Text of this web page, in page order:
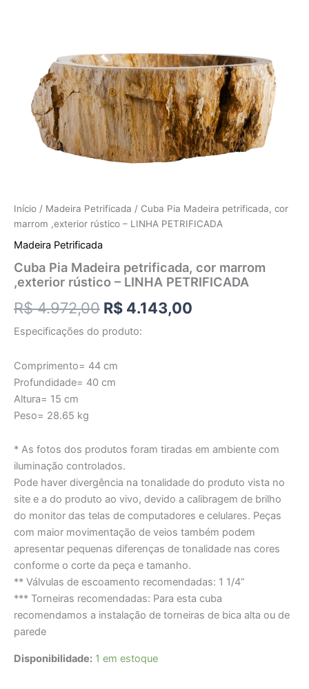
Início / Madeira Petrificada / Cuba Pia Madeira petrificada, cor
marrom ,exterior rústico – LINHA PETRIFICADA
Madeira Petrificada
Cuba Pia Madeira petrificada, cor marrom
,exterior rústico – LINHA PETRIFICADA
R$4.972,00 R$ 4.143,00
Especificações do produto:
Comprimento= 44 cm
Profundidade= 40 cm
Altura= 15 cm
Peso= 28.65 kg
* As fotos dos produtos foram tiradas em ambiente com
iluminação controlados.
Pode haver divergência na tonalidade do produto vista no
site e a do produto ao vivo, devido a calibragem de brilho
do monitor das telas de computadores e celulares. Peças
com maior movimentação de veios também podem
apresentar pequenas diferenças de tonalidade nas cores
conforme o corte da peça e tamanho.
** Válvulas de escoamento recomendadas: 1 1/4”
*** Torneiras recomendadas: Para esta cuba
recomendamos a instalação de torneiras de bica alta ou de
parede
Disponibilidade: 1 em estoque